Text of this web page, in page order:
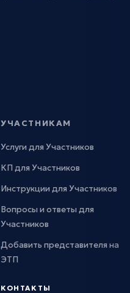
УЧАСТНИКАМ
Услуги для Участников
КП для Участников
Инструкции для Участников
Вопросы и ответы для
Участников
Добавить представителя на
ЭТП
КОНТАКТЫ